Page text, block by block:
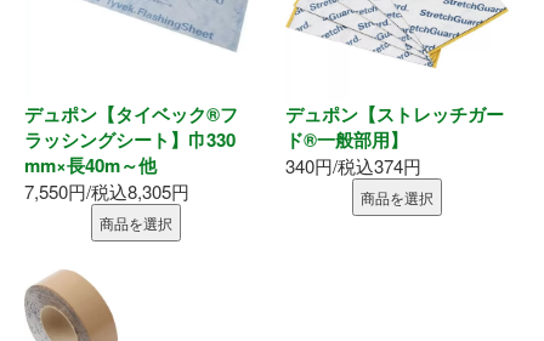
屋内用手すり
屋外用手すり
棚柱・収納
点検口・収納庫
デュポン【タイベック®フ
ラッシングシート】巾330
mm×長40m～他
7,550円/税込8,305円
商品を選択
デュポン【ストレッチガー
ド®一般部用】
340円/税込374円
商品を選択